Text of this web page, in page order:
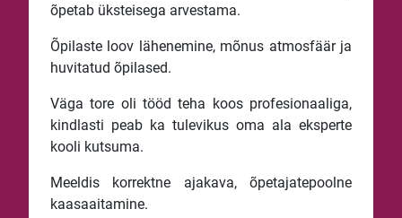
õpetab üksteisega arvestama.
Õpilaste loov lähenemine, mõnus atmosfäär ja
huvitatud õpilased.
Väga tore oli tööd teha koos profesionaaliga,
kindlasti peab ka tulevikus oma ala eksperte
kooli kutsuma.
Meeldis korrektne ajakava, õpetajatepoolne
kaasaaitamine.